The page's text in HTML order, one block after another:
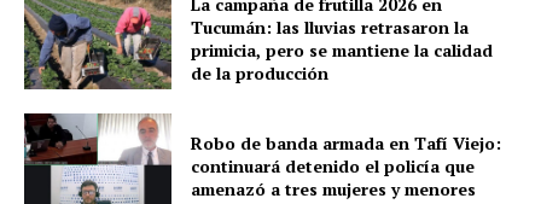
Tucumán: las lluvias retrasaron la
primicia, pero se mantiene la calidad
de la producción
Robo de banda armada en Tafí Viejo:
continuará detenido el policía que
amenazó a tres mujeres y menores